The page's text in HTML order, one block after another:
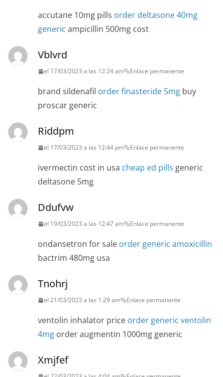
accutane 10mg pills order deltasone 40mg
generic ampicillin 500mg cost
Vblvrd
el 17/03/2023 a las 12:24 am Enlace permanente
brand sildenafil order finasteride 5mg buy
proscar generic
Riddpm
el 17/03/2023 a las 12:44 pm Enlace permanente
ivermectin cost in usa cheap ed pills generic
deltasone 5mg
Ddufvw
el 19/03/2023 a las 12:47 am Enlace permanente
ondansetron for sale order generic amoxicillin
bactrim 480mg usa
Tnohrj
el 21/03/2023 a las 1:29 am Enlace permanente
ventolin inhalator price order generic ventolin
4mg order augmentin 1000mg generic
Xmjfef